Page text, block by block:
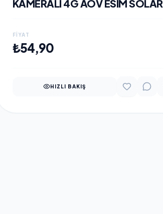
KAMERALI 4G AOV ESIM SOLAR
FIYAT
₺54,90
HIZLI BAKIŞ